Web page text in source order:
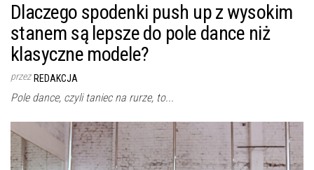
Dlaczego spodenki push up z wysokim
stanem są lepsze do pole dance niż
klasyczne modele?
przez REDAKCJA
Pole dance, czyli taniec na rurze, to...